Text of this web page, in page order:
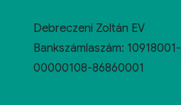
Debreczeni Zoltán EV
Bankszámlaszám: 10918001-
00000108-86860001